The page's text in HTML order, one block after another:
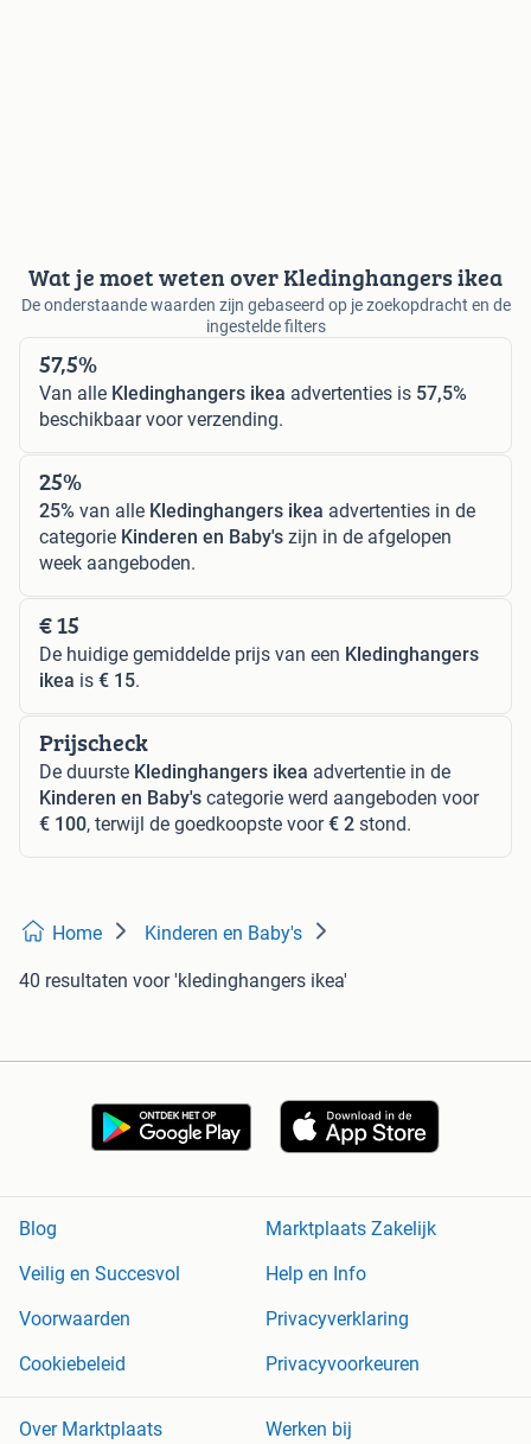
Wat je moet weten over Kledinghangers ikea
De onderstaande waarden zijn gebaseerd op je zoekopdracht en de
ingestelde filters
57,5%
Van alle Kledinghangers ikea advertenties is 57,5%
beschikbaar voor verzending.
25%
25% van alle Kledinghangers ikea advertenties in de
categorie Kinderen en Baby's zijn in de afgelopen
week aangeboden.
€ 15
De huidige gemiddelde prijs van een Kledinghangers
ikea is € 15.
Prijscheck
De duurste Kledinghangers ikea advertentie in de
Kinderen en Baby's categorie werd aangeboden voor
€ 100, terwijl de goedkoopste voor€ 2 stond.
Home Kinderen en Baby's
40 resultaten voor 'kledinghangers ikea'
Blog
Marktplaats Zakelijk
Veilig en Succesvol
Help en Info
Voorwaarden
Privacyverklaring
Cookiebeleid
Privacyvoorkeuren
Over Marktplaats Werken bij